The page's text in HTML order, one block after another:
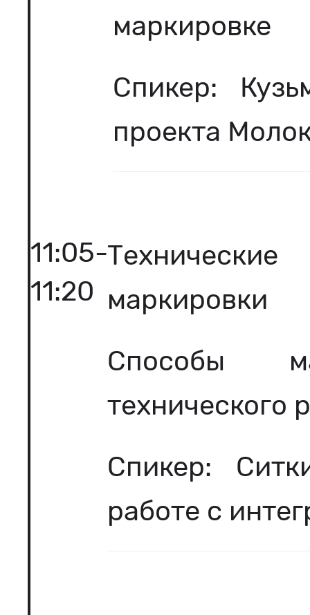
маркировке
Спикер:
проекта
11:05-
11:20 маркировки
Способы
технического
Спикер:
работе с